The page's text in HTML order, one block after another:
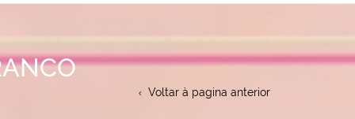
Voltar à pagina anterior